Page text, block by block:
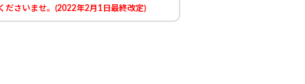
ださいませ。(2022年2月1日最終改定)